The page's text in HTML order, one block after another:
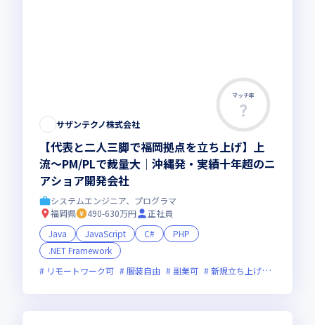
マッチ率
サザンテクノ株式会社
【代表と二人三脚で福岡拠点を立ち上げ】上
流〜PM/PLで裁量大｜沖縄発・実績十年超のニ
アショア開発会社
システムエンジニア、プログラマ
福岡県
490-630万円
正社員
Java
JavaScript C#
PHP
.NET Framework
リモートワーク可
服装自由 副業可 新規立ち上げ